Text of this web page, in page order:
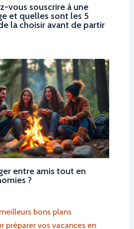
vous souscrire à une
et quelles sont les 5
la choisir avant de partir
entre amis tout en
?